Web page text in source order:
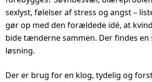
sexlyst, følelser af stress og angst –
gør op med den forældede idé, at
bide tænderne sammen. Der findes en
løsning.
Der er brug for en klog, tydelig og